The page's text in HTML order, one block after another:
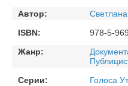
Автор:
ISBN:
978-5-
Жанр:
Серии:
Голоса